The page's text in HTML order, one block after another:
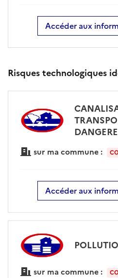
Accéder aux
Risques technologiques
sur ma commune :
Accéder aux
sur ma commune :